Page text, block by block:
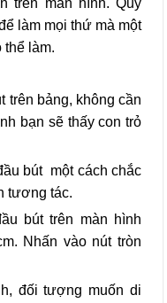
làm mọi thứ mà một
thể làm.
trên bảng, không cần
bạn sẽ thấy con trỏ
bút một cách chắc
tương tác.
bút trên màn hình
Nhấn vào nút tròn
đối tượng muốn di